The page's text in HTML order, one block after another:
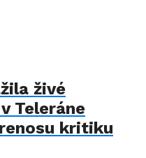
živé
Teleráne
kritiku